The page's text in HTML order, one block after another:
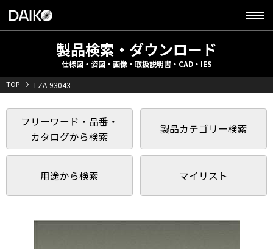
製品検索・ダウンロード
仕様図・姿図・画像・取扱説明書・CAD・IES
TOP LZA-93043
フリーワード・品番・
カタログから検索
製品カテゴリー検索
用途から検索 マイリスト